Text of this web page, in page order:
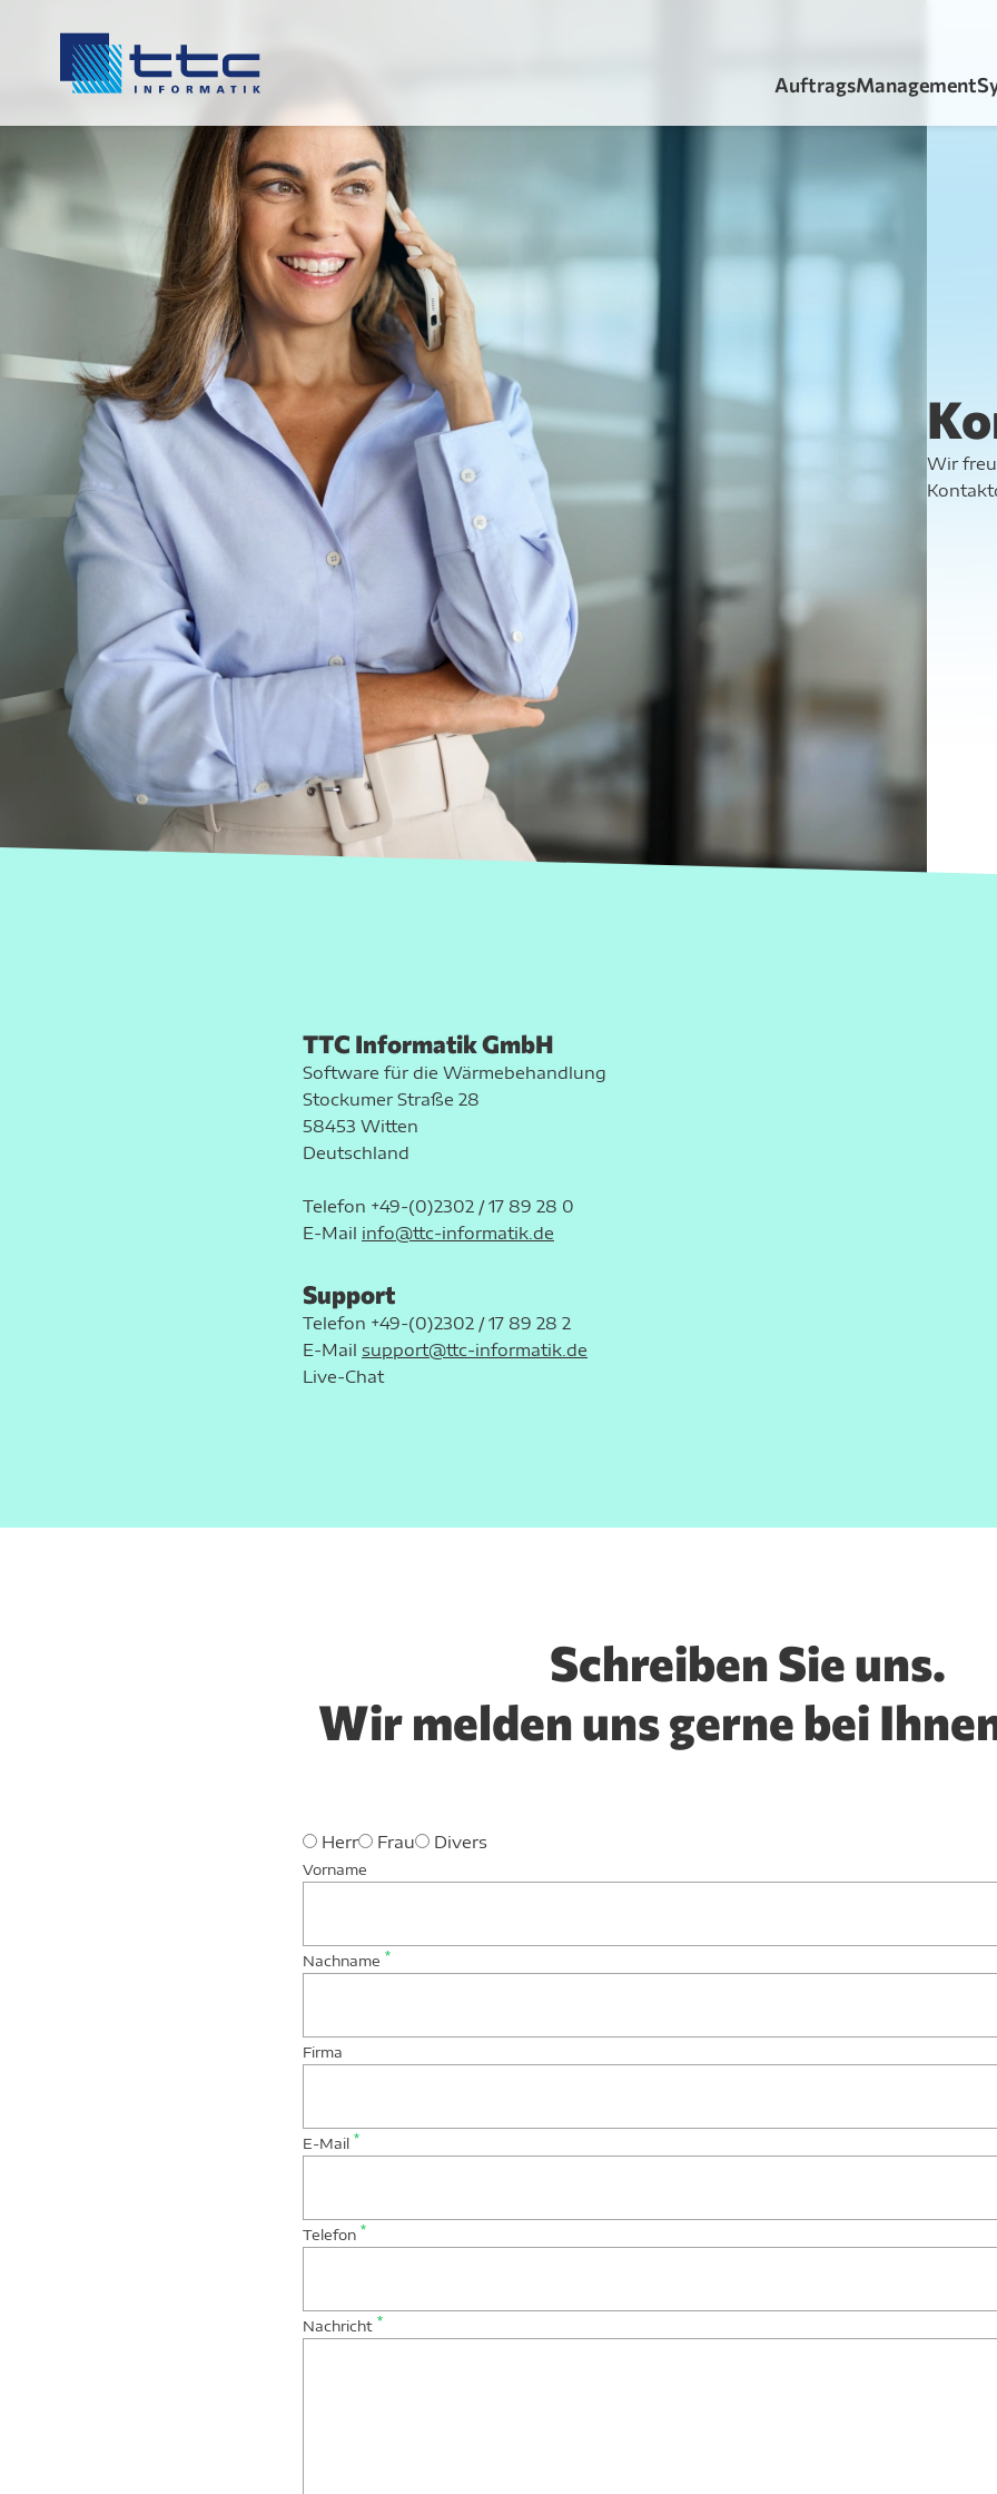
Diese Webseite verwendet Cookies
Wir verwenden Cookies, um Inhalte und Anzeigen zu personalisieren, Funktionen für soziale
und die Zugriffe auf unsere Website zu analysieren. Außerdem geben wir Informationen zu
Auswahl erlauben
Wir
TTC Informatik GmbH
Software für die Wärmebehandlung
Stockumer Straße 28
58453 Witten
Deutschland
Telefon +49-(0)2302 / 17 89 28 0
E-Mail info@ttc-informatik.de
Support
Telefon +49-(0)2302 / 17 89 28 2
E-Mail support@ttc-informatik.de
Live-Chat
Schreiben Sie uns.
Wir melden uns gerne bei
Herr Frau Divers
Vorname
Nachname *
Firma
E-Mail *
Telefon *
Nachricht *